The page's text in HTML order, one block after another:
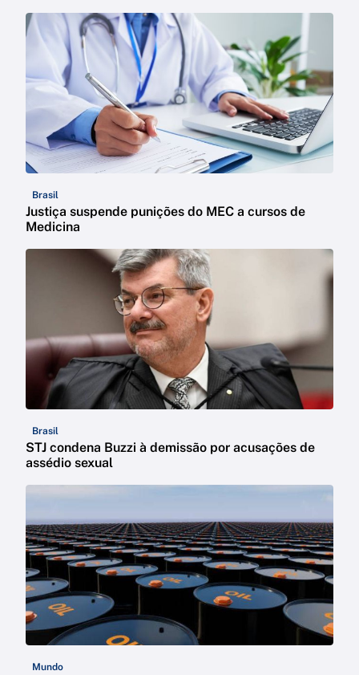
Brasil
Justiça suspende punições do MEC a cursos de
Medicina
Brasil
STJ condena Buzzi à demissão por acusações de
assédio sexual
Mundo